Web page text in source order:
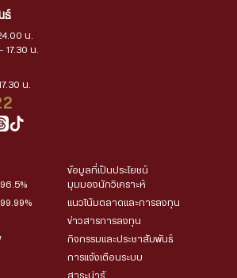
ธ์
น.
น.
น.
ข้อมูลที่เป็นประโยชน์
มุมมองนักวิเคราะห์
แนวโน้มตลาดและการลงทุน
ข่าวสารการลงทุน
กิจกรรมและประชาสัมพันธ์
การแจ้งเตือนระบบ
สาระน่ารู้